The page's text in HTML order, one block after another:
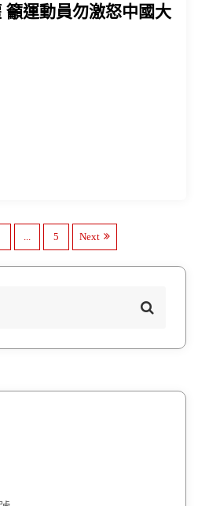
籲運動員勿激怒中國大
文
... 5 Next
S
r